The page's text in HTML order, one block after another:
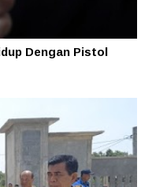
Dengan Pistol